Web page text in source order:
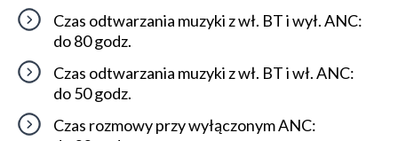
Czas odtwarzania muzyki z wł. BT i wył. ANC:
do 80 godz.
Czas odtwarzania muzyki z wł. BT i wł. ANC:
do 50 godz.
Czas rozmowy przy wyłączonym ANC: